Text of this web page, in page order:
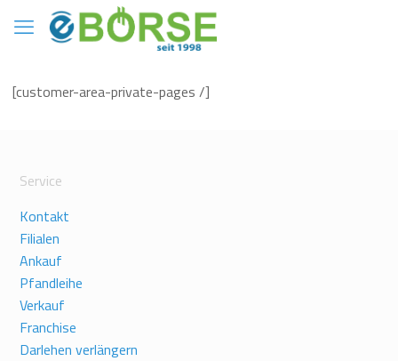
[customer-area-private-pages /]
Service
Kontakt
Filialen
Ankauf
Pfandleihe
Verkauf
Franchise
Darlehen verlängern